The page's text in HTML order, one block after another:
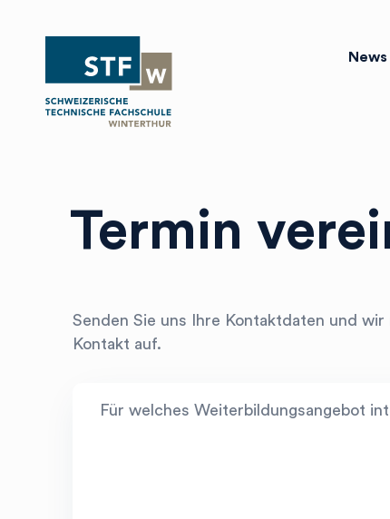
News
Termin
Senden Sie uns Ihre Kontaktdaten und
Kontakt auf.
Für welches Weiterbildungsangebot
Mi